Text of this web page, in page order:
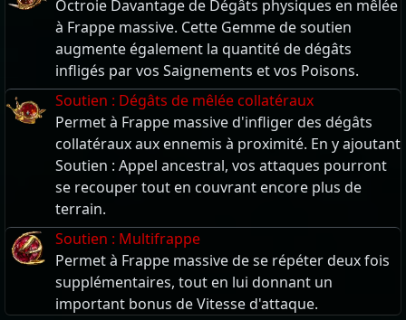
Octroie Davantage de Dégâts physiques en mêlée
à Frappe massive. Cette Gemme de soutien
augmente également la quantité de dégâts
infligés par vos Saignements et vos Poisons.
Soutien : Dégâts de mêlée collatéraux
Permet à Frappe massive d'infliger des dégâts
collatéraux aux ennemis à proximité. En y ajoutant
Soutien : Appel ancestral, vos attaques pourront
se recouper tout en couvrant encore plus de
terrain.
Soutien : Multifrappe
Permet à Frappe massive de se répéter deux fois
supplémentaires, tout en lui donnant un
important bonus de Vitesse d'attaque.